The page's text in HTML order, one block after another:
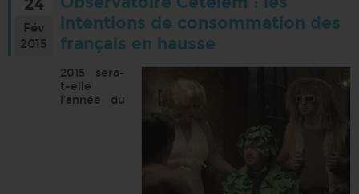
Fév
2015
intentions de consommation des
français en hausse
2015 sera-
t-elle
l’année du